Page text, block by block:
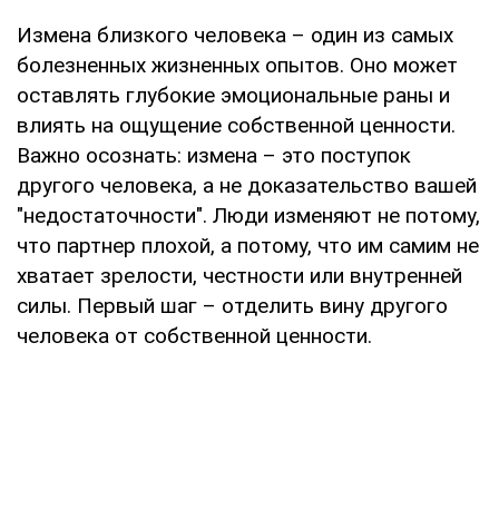
Измена близкого человека – один из самых
болезненных жизненных опытов. Оно может
оставлять глубокие эмоциональные раны и
влиять на ощущение собственной ценности.
Важно осознать: измена – это поступок
другого человека, а не доказательство вашей
"недостаточности". Люди изменяют не потому,
что партнер плохой, а потому, что им самим не
хватает зрелости, честности или внутренней
силы. Первый шаг – отделить вину другого
человека от собственной ценности.